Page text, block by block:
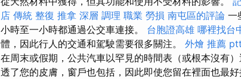
店 傳統 整復 推拿 深層 調理 職業 勞損 南屯區的評論 一
小時至一小時都通過公交車連接。 台胞證高雄 哪裡找台
體，因此行人的交通和駕駛需要很多關注。 外燴 推薦 ptt
在周末或假期，公共汽車以罕見的時間表（或根本沒有
透了您的皮膚，窗戶也包括，因此即使您留在裡面也最好